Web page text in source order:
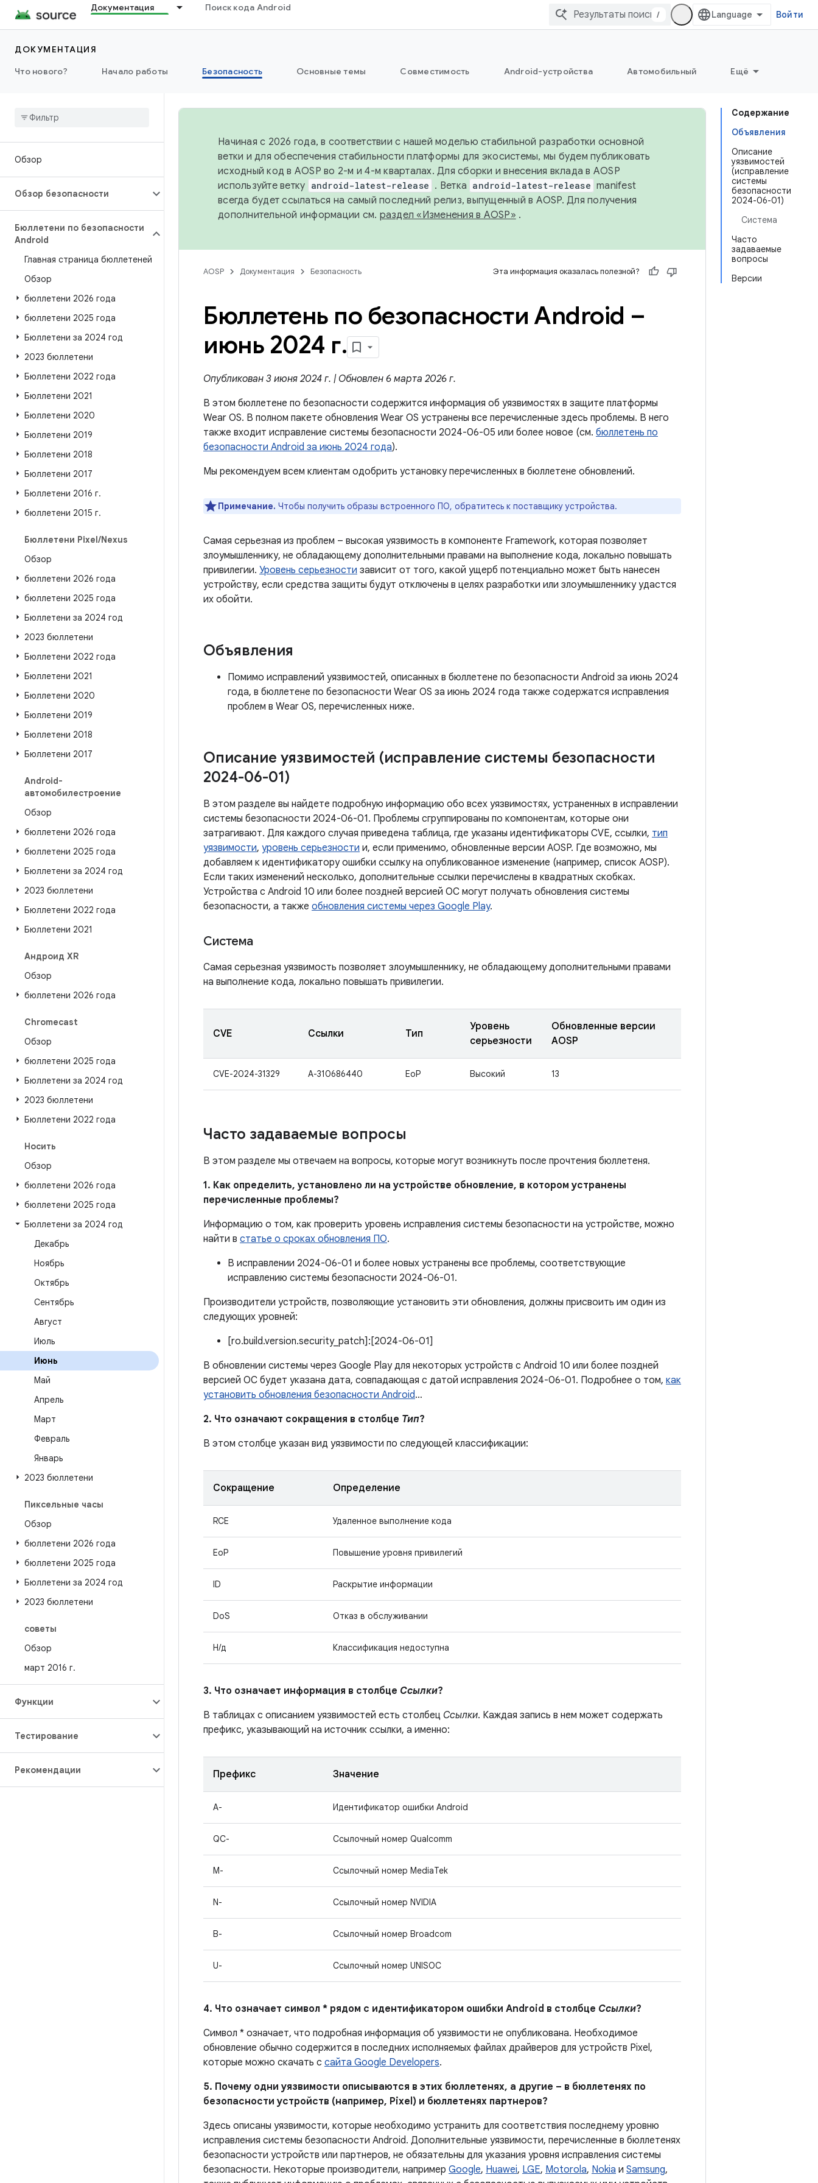
Документация Поиск кода Android
/ Войти
ДОКУМЕНТАЦИЯ
Что нового?
Начало работы Безопасность Основные темы Совместимость Android-устройства Автомобильный Ещё
Обзор
Обзор безопасности
Бюллетени по безопасности
Android
Главная страница бюллетеней
Обзор
бюллетени 2026 года
бюллетени 2025 года
Бюллетени за 2024 год
2023 бюллетени
Бюллетени 2022 года
Бюллетени 2021
Бюллетени 2020
Бюллетени 2019
Бюллетени 2018
Бюллетени 2017
Бюллетени 2016 г.
бюллетени 2015 г.
Бюллетени Pixel/Nexus
Обзор
бюллетени 2026 года
бюллетени 2025 года
Бюллетени за 2024 год
2023 бюллетени
Бюллетени 2022 года
Бюллетени 2021
Бюллетени 2020
Бюллетени 2019
Бюллетени 2018
Бюллетени 2017
Android-
автомобилестроение
Обзор
бюллетени 2026 года
бюллетени 2025 года
Бюллетени за 2024 год
2023 бюллетени
Бюллетени 2022 года
Бюллетени 2021
Андроид XR
Обзор
бюллетени 2026 года
Chromecast
Обзор
бюллетени 2025 года
Бюллетени за 2024 год
2023 бюллетени
Бюллетени 2022 года
Носить
Обзор
бюллетени 2026 года
бюллетени 2025 года
Бюллетени за 2024 год
Декабрь
Ноябрь
Октябрь
Сентябрь
Август
Июль
Июнь
Май
Апрель
Март
Февраль
Январь
2023 бюллетени
Пиксельные часы
Обзор
бюллетени 2026 года
бюллетени 2025 года
Бюллетени за 2024 год
2023 бюллетени
советы
Обзор
март 2016 г.
Функции
Тестирование
Рекомендации
Содержание
Объявления
Описание
уязвимостей
(исправление
системы
безопасности
2024-06-01)
Система
Часто
задаваемые
вопросы
Версии
Начиная с 2026 года, в соответствии с нашей моделью стабильной разработки основной
ветки и для обеспечения стабильности платформы для экосистемы, мы будем публиковать
исходный код в AOSP во 2-м и 4-м кварталах. Для сборки и внесения вклада в AOSP
используйте ветку android-latest-release . Ветка android-latest-release manifest
всегда будет ссылаться на самый последний релиз, выпущенный в AOSP. Для получения
дополнительной информации см. раздел «Изменения в AOSP» .
AOSP Документация Безопасность Эта информация оказалась полезной?
Бюллетень по безопасности Android –
июнь 2024 г.
Опубликован 3 июня 2024 г. | Обновлен 6 марта 2026 г.
В этом бюллетене по безопасности содержится информация об уязвимостях в защите платформы
Wear OS. В полном пакете обновления Wear OS устранены все перечисленные здесь проблемы. В него
также входит исправление системы безопасности 2024-06-05 или более новое (см. бюллетень по
безопасности Android за июнь 2024 года).
Мы рекомендуем всем клиентам одобрить установку перечисленных в бюллетене обновлений.
Примечание. Чтобы получить образы встроенного ПО, обратитесь к поставщику устройства.
Самая серьезная из проблем – высокая уязвимость в компоненте Framework, которая позволяет
злоумышленнику, не обладающему дополнительными правами на выполнение кода, локально повышать
привилегии. Уровень серьезности зависит от того, какой ущерб потенциально может быть нанесен
устройству, если средства защиты будут отключены в целях разработки или злоумышленнику удастся
их обойти.
Объявления
Помимо исправлений уязвимостей, описанных в бюллетене по безопасности Android за июнь 2024
года, в бюллетене по безопасности Wear OS за июнь 2024 года также содержатся исправления
проблем в Wear OS, перечисленных ниже.
Описание уязвимостей (исправление системы безопасности
2024-06-01)
В этом разделе вы найдете подробную информацию обо всех уязвимостях, устраненных в исправлении
системы безопасности 2024-06-01. Проблемы сгруппированы по компонентам, которые они
затрагивают. Для каждого случая приведена таблица, где указаны идентификаторы CVE, ссылки, тип
уязвимости, уровень серьезности и, если применимо, обновленные версии AOSP. Где возможно, мы
добавляем к идентификатору ошибки ссылку на опубликованное изменение (например, список AOSP).
Если таких изменений несколько, дополнительные ссылки перечислены в квадратных скобках.
Устройства с Android 10 или более поздней версией ОС могут получать обновления системы
безопасности, а также обновления системы через Google Play.
Система
Самая серьезная уязвимость позволяет злоумышленнику, не обладающему дополнительными правами
на выполнение кода, локально повышать привилегии.
CVE Ссылки Тип
Уровень
серьезности
Обновленные версии
AOSP
CVE-2024-31329 A-310686440 EoP Высокий 13
Часто задаваемые вопросы
В этом разделе мы отвечаем на вопросы, которые могут возникнуть после прочтения бюллетеня.
1. Как определить, установлено ли на устройстве обновление, в котором устранены
перечисленные проблемы?
Информацию о том, как проверить уровень исправления системы безопасности на устройстве, можно
найти в статье о сроках обновления ПО.
В исправлении 2024-06-01 и более новых устранены все проблемы, соответствующие
исправлению системы безопасности 2024-06-01.
Производители устройств, позволяющие установить эти обновления, должны присвоить им один из
следующих уровней:
[ro.build.version.security_patch]:[2024-06-01]
В обновлении системы через Google Play для некоторых устройств с Android 10 или более поздней
версией ОС будет указана дата, совпадающая с датой исправления 2024-06-01. Подробнее о том, как
установить обновления безопасности Android…
2. Что означают сокращения в столбце Тип?
В этом столбце указан вид уязвимости по следующей классификации:
Сокращение Определение
RCE Удаленное выполнение кода
EoP Повышение уровня привилегий
ID Раскрытие информации
DoS Отказ в обслуживании
Н/д Классификация недоступна
3. Что означает информация в столбце Ссылки?
В таблицах с описанием уязвимостей есть столбец Ссылки. Каждая запись в нем может содержать
префикс, указывающий на источник ссылки, а именно:
Префикс Значение
A- Идентификатор ошибки Android
QC- Ссылочный номер Qualcomm
M- Ссылочный номер MediaTek
N- Ссылочный номер NVIDIA
B- Ссылочный номер Broadcom
U- Ссылочный номер UNISOC
4. Что означает символ * рядом с идентификатором ошибки Android в столбце Ссылки?
Символ * означает, что подробная информация об уязвимости не опубликована. Необходимое
обновление обычно содержится в последних исполняемых файлах драйверов для устройств Pixel,
которые можно скачать с сайта Google Developers.
5. Почему одни уязвимости описываются в этих бюллетенях, а другие – в бюллетенях по
безопасности устройств (например, Pixel) и бюллетенях партнеров?
Здесь описаны уязвимости, которые необходимо устранить для соответствия последнему уровню
исправления системы безопасности Android. Дополнительные уязвимости, перечисленные в бюллетенях
безопасности устройств или партнеров, не обязательны для указания уровня исправления системы
безопасности. Некоторые производители, например Google, Huawei, LGE, Motorola, Nokia и Samsung,